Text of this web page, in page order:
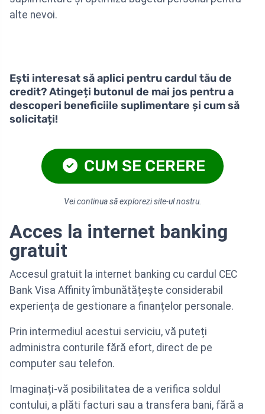
alte nevoi.
Ești interesat să aplici pentru cardul tău de
credit? Atingeți butonul de mai jos pentru a
descoperi beneficiile suplimentare și cum să
solicitați!
CUM SE CERERE
Vei continua să explorezi site-ul nostru.
Acces la internet banking
gratuit
Accesul gratuit la internet banking cu cardul CEC
Bank Visa Affinity îmbunătățește considerabil
experiența de gestionare a finanțelor personale.
Prin intermediul acestui serviciu, vă puteți
administra conturile fără efort, direct de pe
computer sau telefon.
Imaginați-vă posibilitatea de a verifica soldul
contului, a plăti facturi sau a transfera bani, fără a